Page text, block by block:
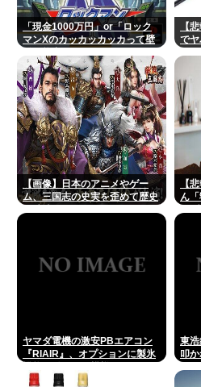
「現金1000万円」or「ロック
マンXのカッカッカッカって壁
【
で
【画像】日本のアニメやゲー
ム、三国志の史実を歪めて歴史
【
ん
ヤマダ電機の激安PBエアコン
『RIAIR』、オプションに製氷
東
叩
擁